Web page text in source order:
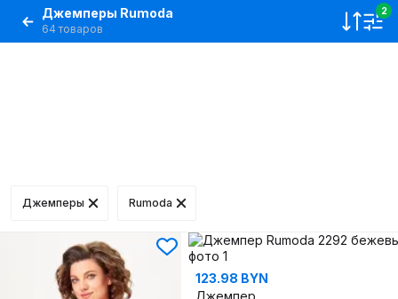
Джемперы Rumoda
64 товаров
2
Джемперы Rumoda
123.98 BYN